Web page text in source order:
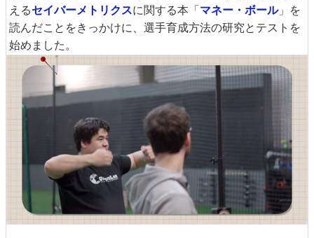
えるセイバーメトリクスに関する本「マネー・ボール」を
読んだことをきっかけに、選手育成方法の研究とテストを
始めました。